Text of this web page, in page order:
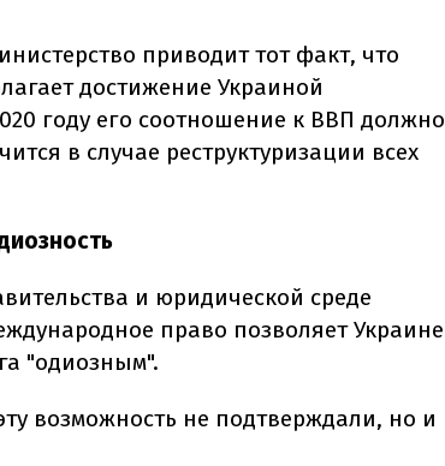
приводит тот факт, что
достижение Украиной
году его соотношение к ВВП должно
в случае реструктуризации всех
и юридической среде
право позволяет Украине
"одиозным".
возможность не подтверждали, но и